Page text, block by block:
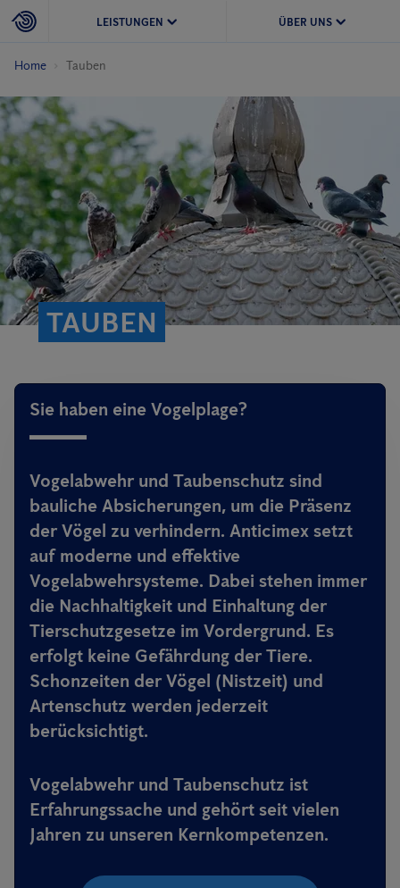
LEISTUNGEN ÜBER UNS
Home Tauben
TAUBEN
Sie haben eine Vogelplage?
Vogelabwehr und Taubenschutz sind
bauliche Absicherungen, um die Präsenz
der Vögel zu verhindern. Anticimex setzt
auf moderne und effektive
Vogelabwehrsysteme. Dabei stehen immer
die Nachhaltigkeit und Einhaltung der
Tierschutzgesetze im Vordergrund. Es
erfolgt keine Gefährdung der Tiere.
Schonzeiten der Vögel (Nistzeit) und
Artenschutz werden jederzeit
berücksichtigt.
Vogelabwehr und Taubenschutz ist
Erfahrungssache und gehört seit vielen
Jahren zu unseren Kernkompetenzen.